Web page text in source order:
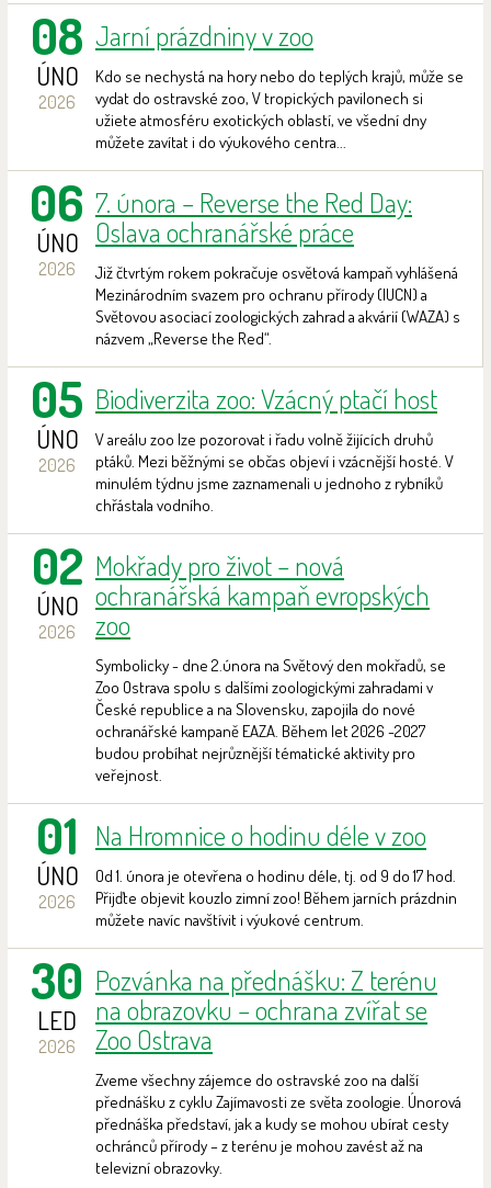
08
ÚNO
2026
Jarní prázdniny v zoo
Kdo se nechystá na hory nebo do teplých krajů, může se
vydat do ostravské zoo, V tropických pavilonech si
užiete atmosféru exotických oblastí, ve všední dny
můžete zavítat i do výukového centra...
06
ÚNO
2026
7. února – Reverse the Red Day:
Oslava ochranářské práce
Již čtvrtým rokem pokračuje osvětová kampaň vyhlášená
Mezinárodním svazem pro ochranu přírody (IUCN) a
Světovou asociací zoologických zahrad a akvárií (WAZA) s
názvem „Reverse the Red“.
05
ÚNO
2026
Biodiverzita zoo: Vzácný ptačí host
V areálu zoo lze pozorovat i řadu volně žijících druhů
ptáků. Mezi běžnými se občas objeví i vzácnější hosté. V
minulém týdnu jsme zaznamenali u jednoho z rybníků
chřástala vodního.
02
ÚNO
2026
Mokřady pro život – nová
ochranářská kampaň evropských
zoo
Symbolicky - dne 2.února na Světový den mokřadů, se
Zoo Ostrava spolu s dalšími zoologickými zahradami v
České republice a na Slovensku, zapojila do nové
ochranářské kampaně EAZA. Během let 2026 -2027
budou probíhat nejrůznější tématické aktivity pro
veřejnost.
01
ÚNO
2026
Na Hromnice o hodinu déle v zoo
Od 1. února je otevřena o hodinu déle, tj. od 9 do 17 hod.
Přijďte objevit kouzlo zimní zoo! Během jarních prázdnin
můžete navíc navštívit i výukové centrum.
30
LED
2026
Pozvánka na přednášku: Z terénu
na obrazovku – ochrana zvířat se
Zoo Ostrava
Zveme všechny zájemce do ostravské zoo na další
přednášku z cyklu Zajímavosti ze světa zoologie. Únorová
přednáška představí, jak a kudy se mohou ubírat cesty
ochránců přírody – z terénu je mohou zavést až na
televizní obrazovky.